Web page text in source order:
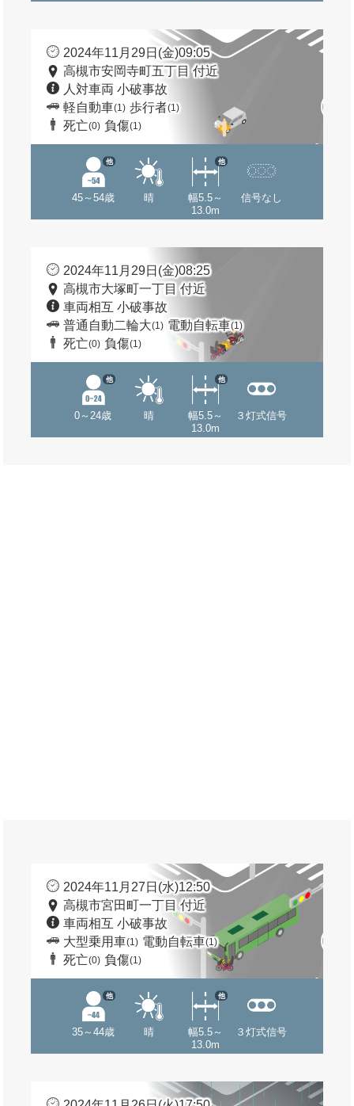
2024年11月29日(金)09:05
高槻市安岡寺町五丁目 付近
人対車両 小破事故
軽自動車(1) 歩行者(1)
死亡(0) 負傷(1)
45～54歳
他
晴
幅5.5～
13.0m
他
信号なし
2024年11月29日(金)08:25
高槻市大塚町一丁目 付近
車両相互 小破事故
普通自動二輪大(1) 電動自転車(1)
死亡(0) 負傷(1)
0～24歳
他
晴
幅5.5～
13.0m
他
３灯式信号
2024年11月27日(水)12:50
高槻市宮田町一丁目 付近
車両相互 小破事故
大型乗用車(1) 電動自転車(1)
死亡(0) 負傷(1)
35～44歳
他
晴
幅5.5～
13.0m
他
３灯式信号